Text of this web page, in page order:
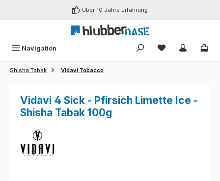
Zum Hauptinhalt springen Über 10 Jahre Erfahrung
Navigation Du hast 0
Shisha Tabak Vidavi Tobacco
Vidavi 4 Sick - Pfirsich Limette Ice -
Shisha Tabak 100g